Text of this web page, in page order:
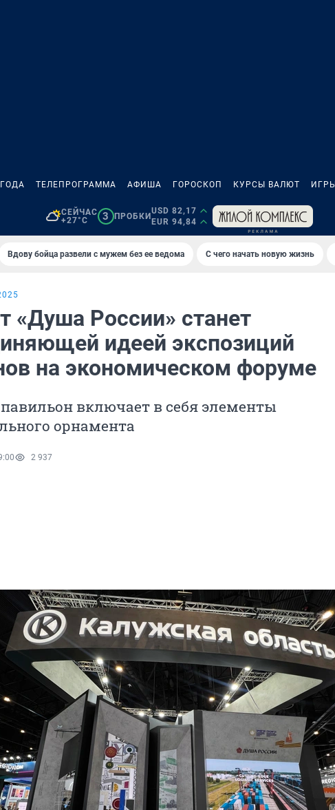
ТЕЛЕПРОГРАММА АФИША ГОРОСКОП КУРСЫ ВАЛЮТ ИГРЫ
СЕЙЧАС
+27°C
3 ПРОБКИ
USD 82,17
EUR 94,84
Вдову бойца развели с мужем без ее ведома С чего начать новую жизнь
«Душа России» станет
идеей экспозиций
на экономическом форуме
включает в себя элементы
орнамента
2 937